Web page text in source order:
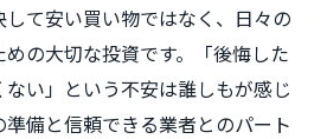
して安い買い物ではなく、日々の
の大切な投資です。「後悔した
い」という不安は誰しもが感じ
備と信頼できる業者とのパート